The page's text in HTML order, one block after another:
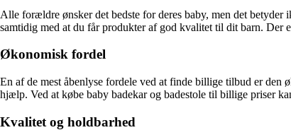
Alle forældre ønsker det bedste for deres baby, men det
samtidig med at du får produkter af god kvalitet til dit barn.
Økonomisk fordel
En af de mest åbenlyse fordele ved at finde billige tilbud er den
hjælp. Ved at købe baby badekar og badestole til billige priser
Kvalitet og holdbarhed